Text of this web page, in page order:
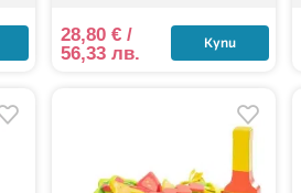
28,80 €/
56,33 лв.
Купи